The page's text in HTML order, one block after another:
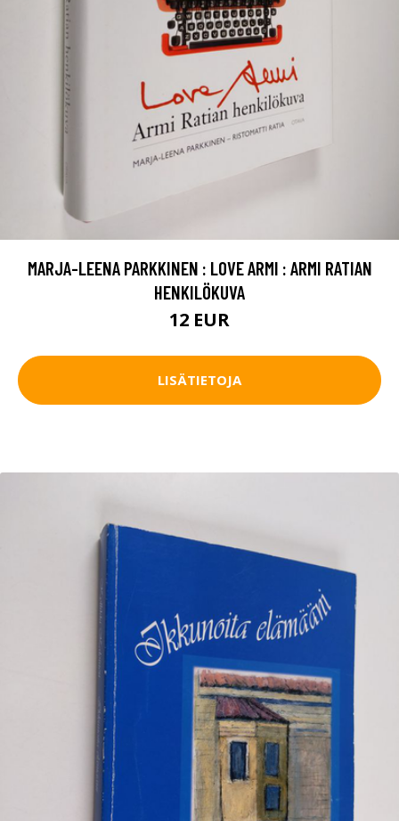
MARJA-LEENA PARKKINEN : LOVE ARMI : ARMI RATIAN
HENKILÖKUVA
12 EUR
LISÄTIETOJA